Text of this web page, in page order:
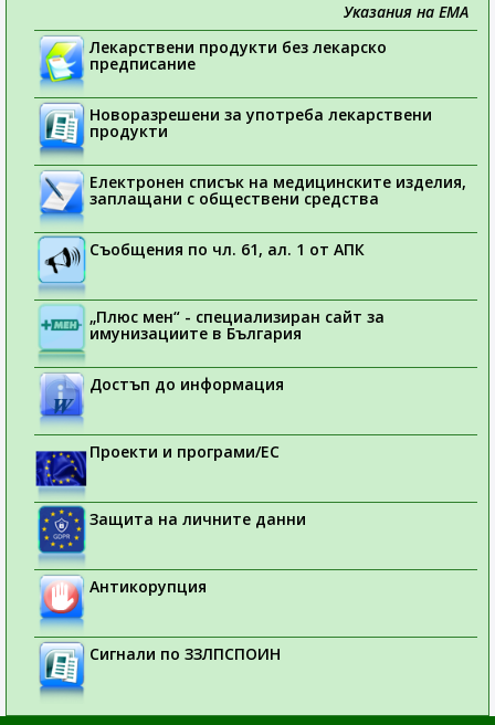
Указания на ЕМА
Лекарствени продукти без лекарско
предписание
Новоразрешени за употреба лекарствени
продукти
Електронен списък на медицинските изделия,
заплащани с обществени средства
Съобщения по чл. 61, ал. 1 от АПК
„Плюс мен“ - специализиран сайт за
имунизациите в България
Достъп до информация
Проекти и програми/ЕС
Защита на личните данни
Антикорупция
Сигнали по ЗЗЛПСПОИН